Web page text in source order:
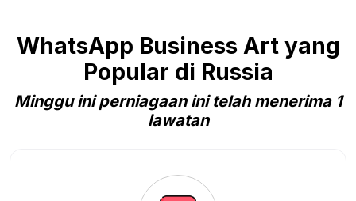
WhatsApp Business Art yang
Popular di Russia
Minggu ini perniagaan ini telah menerima 1
lawatan